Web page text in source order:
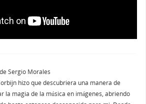
Sergio Morales
hizo que descubriera una manera de
la magia de la música en imágenes, abriendo